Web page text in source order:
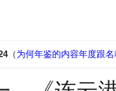
（为何年鉴的内容年度跟名